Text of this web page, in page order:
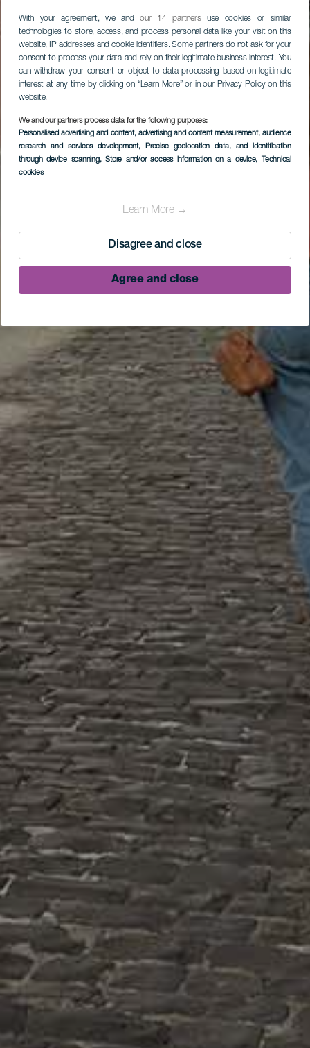
With your agreement, we andour 14 partnersuse cookies or similar
technologies to store, access, and process personal data like your visit on this
website, IP addresses and cookie identifiers. Some partners do not ask for your
consent to process your data and rely on their legitimate business interest. You
can withdraw your consent or object to data processing based on legitimate
interest at any time by clicking on “Learn More” or in our Privacy Policy on this
website.
We and our partners process data for the following purposes:
Personalised advertising and content, advertising and content measurement, audience
research and services development, Precise geolocation data, and identification
through device scanning, Store and/or access information on a device, Technical
cookies
Learn More →
Disagree and close
Agree and close